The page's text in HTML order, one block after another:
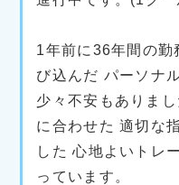
1年前に36年間の勤
び込んだ パーソナ
少々不安もありま
に合わせた 適切な
した 心地よいトレ
っています。